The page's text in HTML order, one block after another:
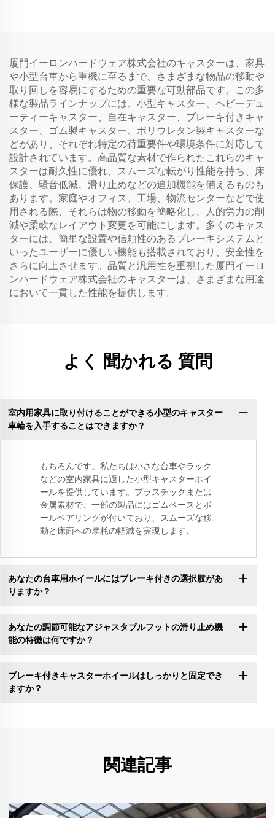
厦門イーロンハードウェア株式会社のキャスターは、家具
や小型台車から重機に至るまで、さまざまな物品の移動や
取り回しを容易にするための重要な可動部品です。この多
様な製品ラインナップには、小型キャスター、ヘビーデュ
ーティーキャスター、自在キャスター、ブレーキ付きキャ
スター、ゴム製キャスター、ポリウレタン製キャスターな
どがあり、それぞれ特定の荷重要件や環境条件に対応して
設計されています。高品質な素材で作られたこれらのキャ
スターは耐久性に優れ、スムーズな転がり性能を持ち、床
保護、騒音低減、滑り止めなどの追加機能を備えるものも
あります。家庭やオフィス、工場、物流センターなどで使
用される際、それらは物の移動を簡略化し、人的労力の削
減や柔軟なレイアウト変更を可能にします。多くのキャス
ターには、簡単な設置や信頼性のあるブレーキシステムと
いったユーザーに優しい機能も搭載されており、安全性を
さらに向上させます。品質と汎用性を重視した厦門イーロ
ンハードウェア株式会社のキャスターは、さまざまな用途
において一貫した性能を提供します。
よく 聞かれる 質問
室内用家具に取り付けることができる小型のキャスター
車輪を入手することはできますか？
もちろんです。私たちは小さな台車やラック
などの室内家具に適した小型キャスターホイ
ールを提供しています。プラスチックまたは
金属素材で、一部の製品にはゴムベースとボ
ールベアリングが付いており、スムーズな移
動と床面への摩耗の軽減を実現します。
あなたの台車用ホイールにはブレーキ付きの選択肢があ
りますか？
あなたの調節可能なアジャスタブルフットの滑り止め機
能の特徴は何ですか？
ブレーキ付きキャスターホイールはしっかりと固定でき
ますか？
関連記事